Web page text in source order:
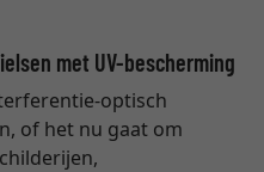
met UV-bescherming
optisch
of het nu gaat om